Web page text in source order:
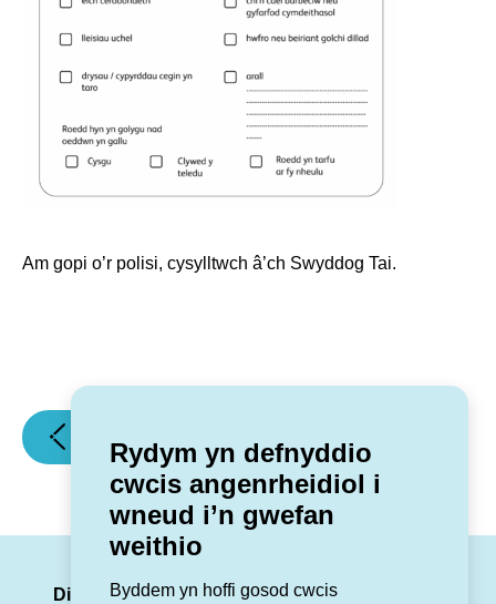
Rydym yn defnyddio
cwcis angenrheidiol i
wneud i’n gwefan
weithio
Byddem yn hoffi gosod cwcis
Am gopi o’r polisi, cysylltwch â’ch Swyddog Tai.
(Ymunwch
â'n
Bodlonrwydd
a
newydd!)
tywydd
garw!)
Dilynwch ni LinkedIn
Facebook
Twitter